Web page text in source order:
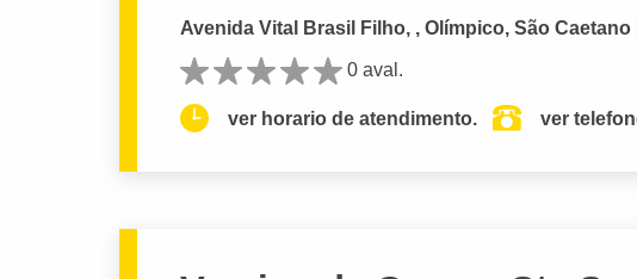
Avenida Vital Brasil Filho, , Olímpico, São Caetano
0 aval.
ver horario de atendimento. ver